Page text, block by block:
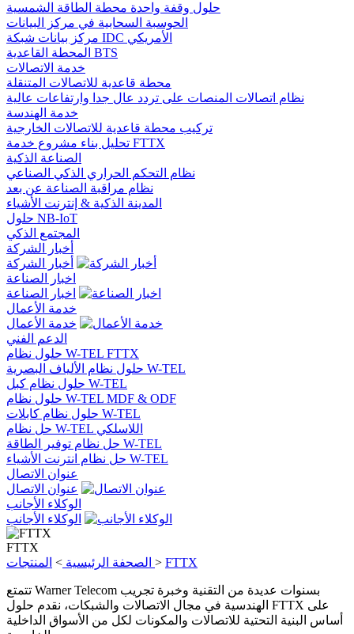
حلول وقفة واحدة محطة الطاقة الشمسية
الحوسبة السحابية في مركز البيانات
مركز بيانات شبكة IDC الأمريكي
المحطة القاعدية BTS
خدمة الاتصالات
محطة قاعدية للاتصالات المتنقلة
نظام اتصالات المنصات على تردد عال جدا وارتفاعات عالية
خدمة الهندسة
تركيب محطة قاعدية للاتصالات الخارجية
تحليل بناء مشروع خدمة FTTX
الصناعة الذكية
نظام التحكم الحراري الذكي الصناعي
نظام مراقبة الصناعة عن بعد
المدينة الذكية & إنترنت الأشياء
حلول NB-IoT
المجتمع الذكي
أخبار الشركة
أخبار الشركة
اخبار الصناعة
اخبار الصناعة
خدمة الأعمال
خدمة الأعمال
الدعم الفني
حلول نظام W-TEL FTTX
حلول نظام الألياف البصرية W-TEL
حلول نظام كبل W-TEL
حلول نظام W-TEL MDF & ODF
حلول نظام كابلات W-TEL
حل نظام W-TEL اللاسلكي
حل نظام توفير الطاقة W-TEL
حل نظام انترنت الأشياء W-TEL
عنوان الاتصال
عنوان الاتصال
الوكلاء الأجانب
الوكلاء الأجانب
FTTX
الصحفة الرئيسية > المنتجات > FTTX
تتمتع Warner Telecom بسنوات عديدة من التقنية وخبرة تجريب
الهندسية في مجال الاتصالات والشبكات، نقدم حلول FTTX على
أساس البنية التحتية للاتصالات والمكونات لكل من الأسواق الداخلية